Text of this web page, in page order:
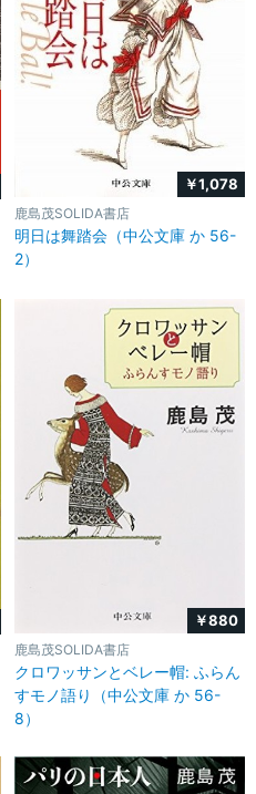
￥1,078
鹿島茂SOLIDA書店
明日は舞踏会（中公文庫 か 56-
2）
￥880
鹿島茂SOLIDA書店
クロワッサンとベレー帽: ふらん
すモノ語り（中公文庫 か 56-
8）